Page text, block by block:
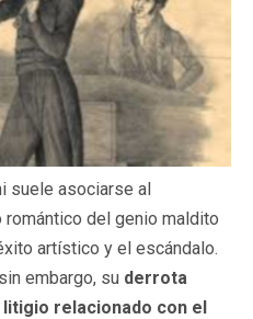
suele asociarse al
del genio maldito
artístico y el escándalo.
embargo, su derrota
litigio relacionado con el